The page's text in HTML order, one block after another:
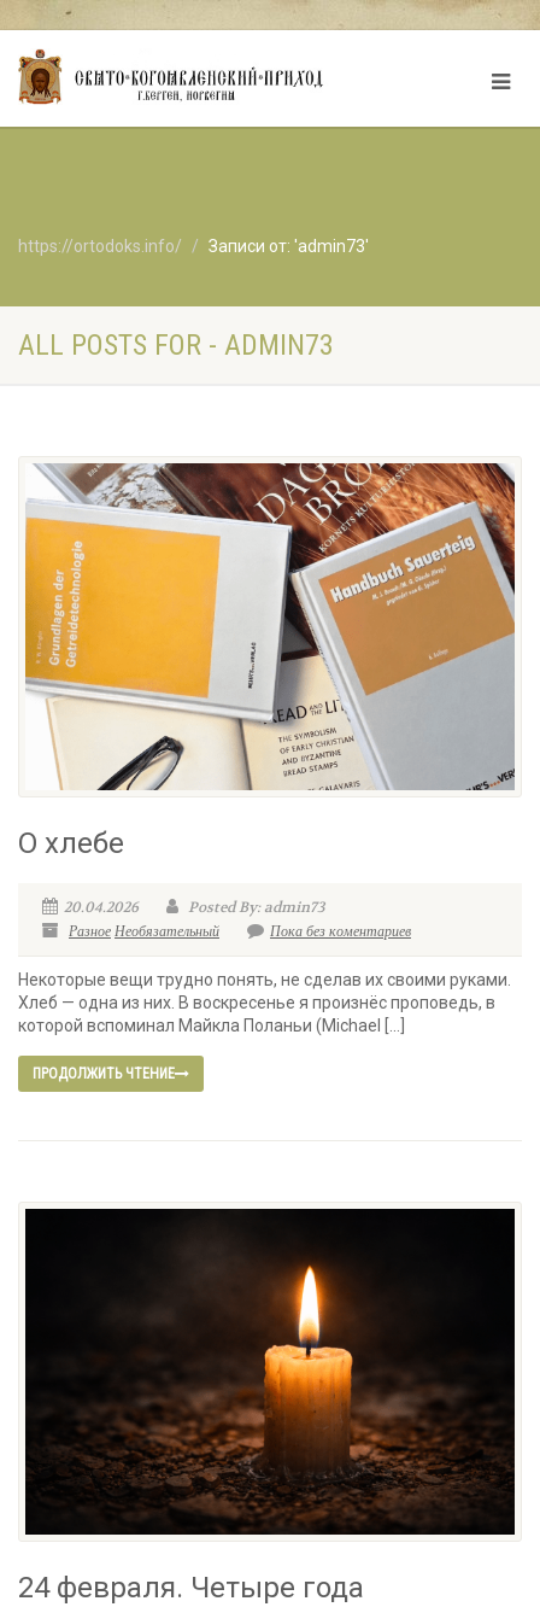
https://ortodoks.info/ Записи от: 'admin73'
ALL POSTS FOR - ADMIN73
О хлебе
20.04.2026
Posted By: admin73
РазноеНеобязательный Пока без коментариев
Некоторые вещи трудно понять, не сделав их своими руками.
Хлеб — одна из них. В воскресенье я произнёс проповедь, в
которой вспоминал Майкла Поланьи (Michael […]
ПРОДОЛЖИТЬ ЧТЕНИЕ
24 февраля. Четыре года